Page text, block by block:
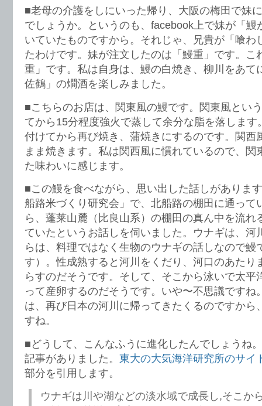
■老母の介護をしにいった帰り、大阪の梅田で妹
でしょうか。というのも、facebook上で妹が「
いていたものですから。それじゃ、兄貴が「喰わ
たわけです。妹が注文したのは「鰻重」です。こ
重」です。私は自身は、鰻の白焼き、柳川をあて
佐鶴」の燗酒を楽しみました。
■こちらのお店は、関東風の鰻です。関東風とい
てから15分程度強火で蒸して余分な脂を落します
付けてから再び焼き、蒲焼きにするのです。関西
まま焼きます。私は関西風に慣れているので、関
た味わいに感じます。
■この鰻を食べながら、思い出した話しがありま
船路米づくり研究会」で、北船路の棚田に通って
ら、蓬莱山麓（比良山系）の棚田の真ん中を流れ
ていたというお話しを伺いました。ウナギは、河
らは、料理ではなく生物のウナギの話しなので鰻
す）。性成熟すると河川をくだり、河口のあたり
らすのだそうです。そして、そこから泳いで太平
って産卵するのだそうです。いや〜不思議ですね
は、再び日本の河川に帰ってきたくるのですから
すね。
■どうして、こんなふうに進化したんでしょうね
記事がありました。 東大の大気海洋研究所のサイ
部分を引用します。
ウナギは川や湖などの淡水域で成長し,そこか